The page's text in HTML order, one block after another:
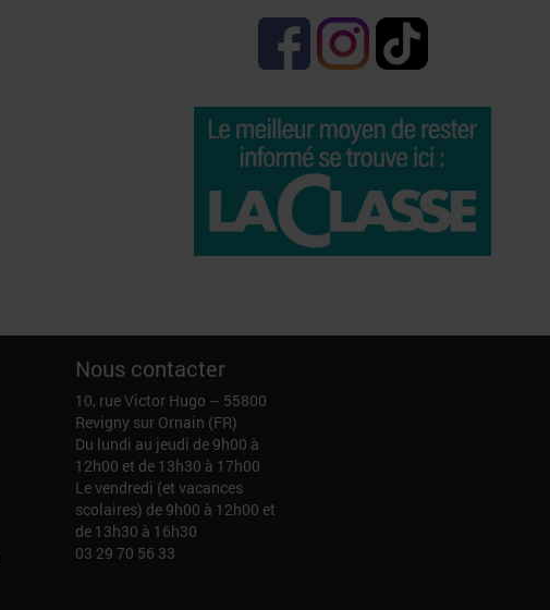
Nous contacter
10, rue Victor Hugo – 55800
Revigny sur Ornain (FR)
Du lundi au jeudi de 9h00 à
12h00 et de 13h30 à 17h00
Le vendredi (et vacances
scolaires) de 9h00 à 12h00 et
de 13h30 à 16h30
03 29 70 56 33